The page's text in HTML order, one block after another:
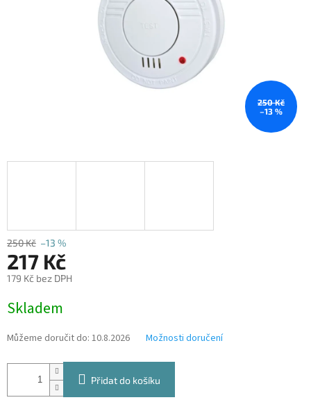
250 Kč
–13 %
250 Kč –13 %
217 Kč
179 Kč bez DPH
cena:
Skladem
Můžeme doručit do: 10.8.2026 Možnosti doručení
Přidat do košíku